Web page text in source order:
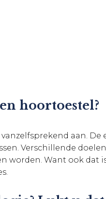
hoortoestel?
aan.
Verschillende
worden. Want ook dat